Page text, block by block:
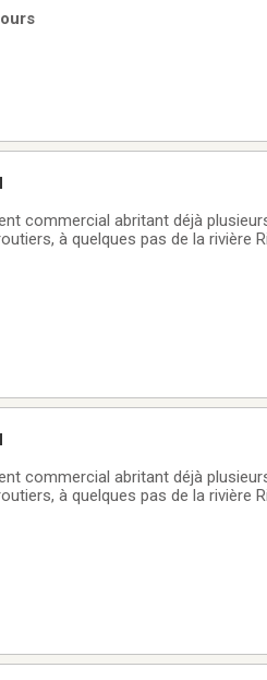
commercial abritant déjà
à quelques pas de la rivière
commercial abritant déjà
à quelques pas de la rivière